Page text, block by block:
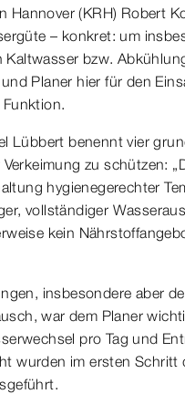
Hannover (KRH) Robert
– konkret: um
bzw.
Planer hier für den
Lübbert benennt vier
zu schützen:
hygienegerechter
vollständiger
kein
insbesondere aber
war dem Planer
pro Tag und
wurden im ersten